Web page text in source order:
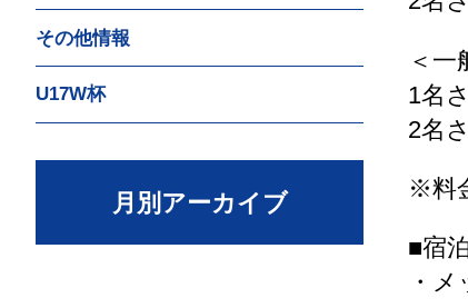
＜一
1名
2名
※料
■宿
・
その他情報
U17W杯
月別アーカイブ